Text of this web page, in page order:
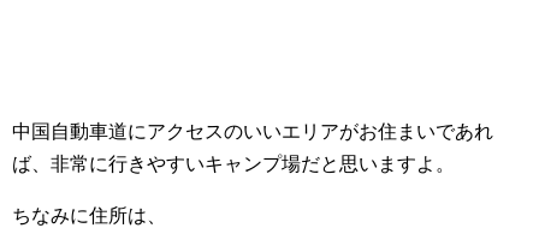
中国自動車道にアクセスのいいエリアがお住まいであれ
ば、非常に行きやすいキャンプ場だと思いますよ。
ちなみに住所は、